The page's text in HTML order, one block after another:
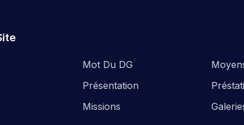
Mot Du DG
Présentation
Missions